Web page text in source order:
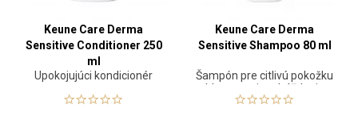
Keune Care Derma
Sensitive Conditioner 250
ml
Upokojujúci kondicionér
Keune Care Derma
Sensitive Shampoo 80 ml
Šampón pre citlivú pokožku
hlavy, proti podráždeniu